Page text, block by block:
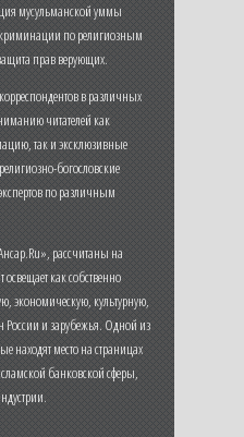
мусульманской уммы
по религиозным
прав верующих.
в различных
читателей как
так и эксклюзивные
богословские
по различным
рассчитаны на
как собственно
экономическую, культурную,
и зарубежья. Одной из
находят место на страницах
банковской сферы,